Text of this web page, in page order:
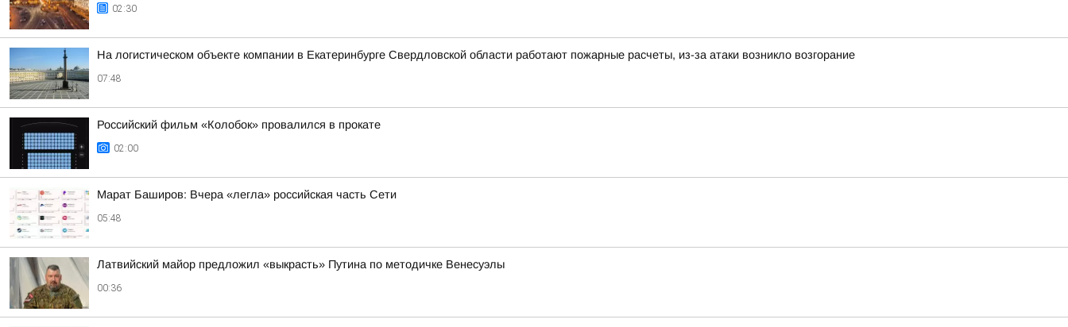
02:30
На логистическом объекте компании в Екатеринбурге Свердловской области работают пожарные расчеты, из-за атаки возникло возгорание
07:48
Российский фильм «Колобок» провалился в прокате
02:00
Марат Баширов: Вчера «легла» российская часть Сети
05:48
Латвийский майор предложил «выкрасть» Путина по методичке Венесуэлы
00:36